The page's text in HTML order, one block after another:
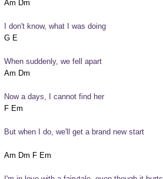
I don't know, what I was doing
When suddenly, we fell apart
Now a days, I cannot find her
But when I do, we'll get a brand new start